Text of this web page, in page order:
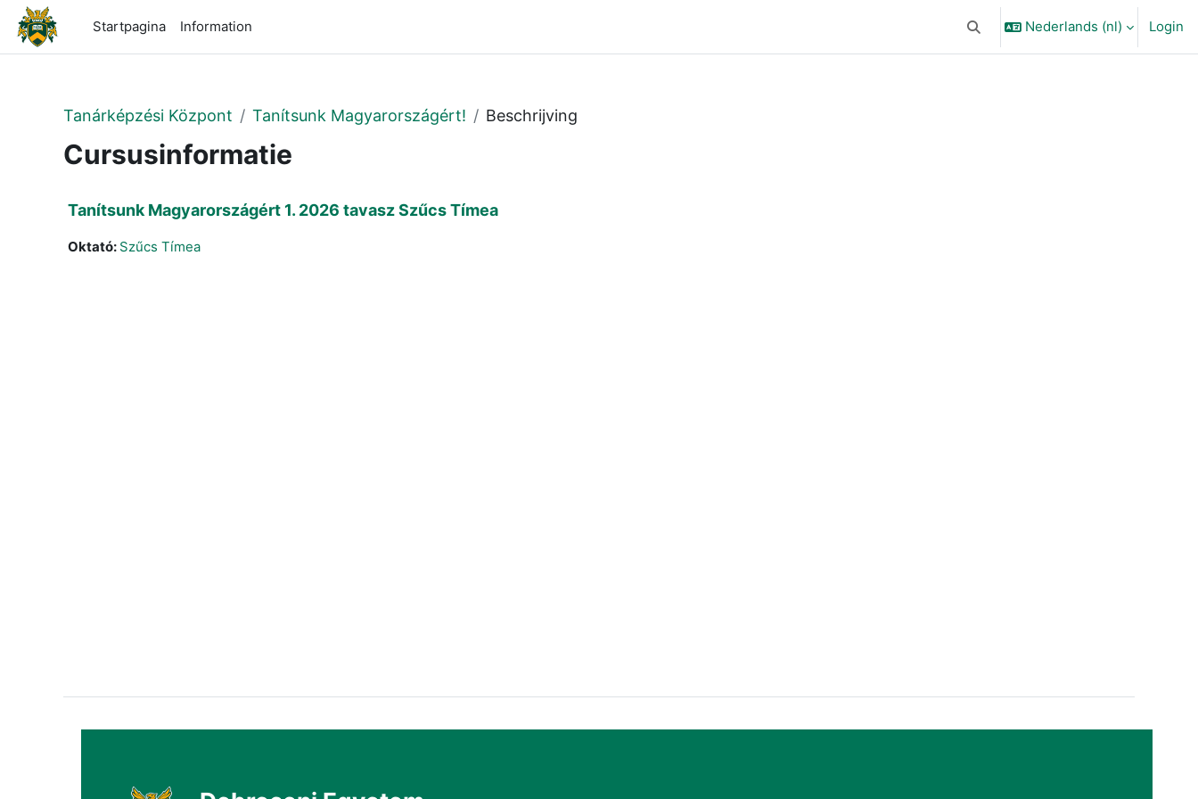
Ga naar hoofdinhoud
Startpagina
Information Schakel zoek invoer
Nederlands ‎(nl)‎ Login
Tanárképzési Központ Tanítsunk Magyarországért! Beschrijving
Cursusinformatie
Tanítsunk Magyarországért 1. 2026 tavasz Szűcs Tímea
Oktató: Szűcs Tímea